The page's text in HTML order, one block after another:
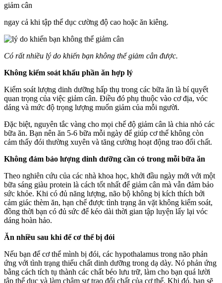
giảm cân
ngay cả khi tập thể dục cường độ cao hoặc ăn kiêng.
Có rất nhiều lý do khiến bạn không thể giảm cân được.
Không kiểm soát khẩu phần ăn hợp lý
Kiểm soát lượng dinh dưỡng hấp thụ trong các bữa ăn là bí quyết
quan trọng của việc giảm cân. Điều đó phụ thuộc vào cơ địa, vóc
dáng và mức độ trọng lượng muốn giảm của mỗi người.
Đặc biệt, nguyên tắc vàng cho mọi chế độ giảm cân là chia nhỏ các
bữa ăn. Bạn nên ăn 5-6 bữa mỗi ngày để giúp cơ thể không còn
cảm thấy đói thường xuyên và tăng cường hoạt động trao đổi chất.
Không đảm bảo lượng dinh dưỡng cần có trong mỗi bữa ăn
Theo nghiên cứu của các nhà khoa học, khởi đầu ngày mới với một
bữa sáng giàu protein là cách tốt nhất để giảm cân mà vẫn đảm bảo
sức khỏe. Khi có đủ năng lượng, não bộ không bị kích thích bởi
cảm giác thèm ăn, hạn chế được tình trạng ăn vặt không kiểm soát,
đồng thời bạn có đủ sức để kéo dài thời gian tập luyện lấy lại vóc
dáng hoàn hảo.
Ăn nhiều sau khi để cơ thể bị đói
Nếu bạn để cơ thể mình bị đói, các hypothalamus trong não phản
ứng với tình trạng thiếu chất dinh dưỡng trong dạ dày. Nó phản ứng
bằng cách tích tụ thành các chất béo lưu trữ, làm cho bạn quá lười
tập thể dục và làm chậm sự trao đổi chất của cơ thể. Khi đó, bạn sẽ